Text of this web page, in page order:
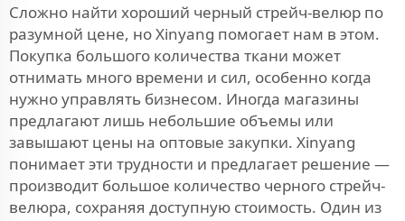
Сложно найти хороший черный стрейч-велюр по
разумной цене, но Xinyang помогает нам в этом.
Покупка большого количества ткани может
отнимать много времени и сил, особенно когда
нужно управлять бизнесом. Иногда магазины
предлагают лишь небольшие объемы или
завышают цены на оптовые закупки. Xinyang
понимает эти трудности и предлагает решение —
производит большое количество черного стрейч-
велюра, сохраняя доступную стоимость. Один из